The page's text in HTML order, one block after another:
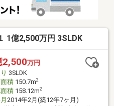
1億2,500万円 3SLDK
2,500万円
3SLDK
積150.7m2
積158.12m2
2014年2月(築12年7ヶ月)